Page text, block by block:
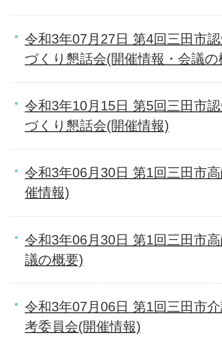
令和3年07月27日 第4回三田市
づくり懇話会(開催情報・会議の
令和3年10月15日 第5回三田市
づくり懇話会(開催情報)
令和3年06月30日 第1回三田市
催情報)
令和3年06月30日 第1回三田市
議の概要)
令和3年07月06日 第1回三田市
考委員会(開催情報)